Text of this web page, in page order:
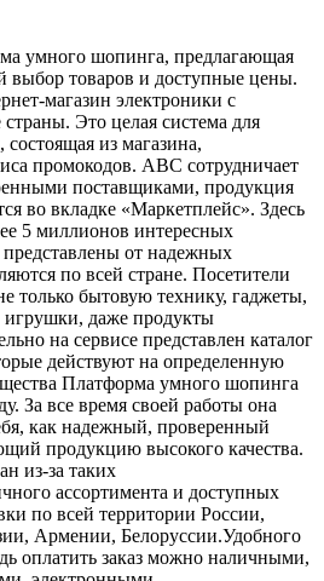
умного шопинга, предлагающая
выбор товаров и доступные цены.
магазин электроники с
страны. Это целая система для
из магазина,
промокодов. ABC сотрудничает
поставщиками, продукция
во вкладке «Маркетплейс». Здесь
5 миллионов интересных
от надежных
по всей стране. Посетители
только бытовую технику, гаджеты,
игрушки, даже продукты
на сервисе представлен каталог
действуют на определенную
Платформа умного шопинга
За все время своей работы она
как надежный, проверенный
продукцию высокого качества.
из-за таких
ассортимента и доступных
по всей территории России,
Армении, Белоруссии.Удобного
оплатить заказ можно наличными,